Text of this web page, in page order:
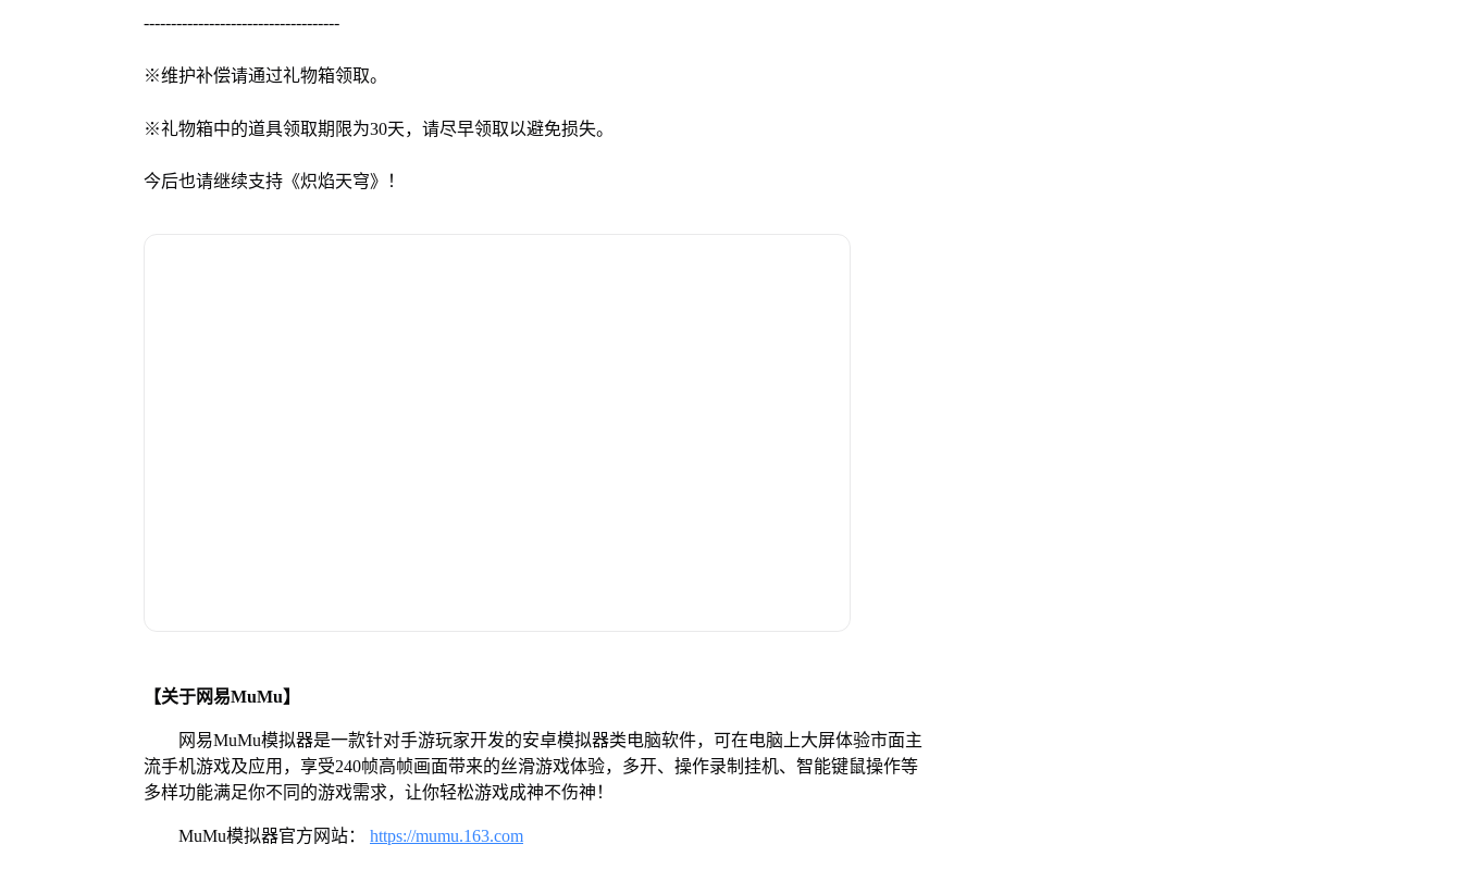
------------------------------------
※维护补偿请通过礼物箱领取。
※礼物箱中的道具领取期限为30天，请尽早领取以避免损失。
今后也请继续支持《炽焰天穹》！
【关于网易MuMu】
网易MuMu模拟器是一款针对手游玩家开发的安卓模拟器类电脑软件，可在电脑上大屏体验市面主
流手机游戏及应用，享受240帧高帧画面带来的丝滑游戏体验，多开、操作录制挂机、智能键鼠操作等
多样功能满足你不同的游戏需求，让你轻松游戏成神不伤神！
MuMu模拟器官方网站： https://mumu.163.com